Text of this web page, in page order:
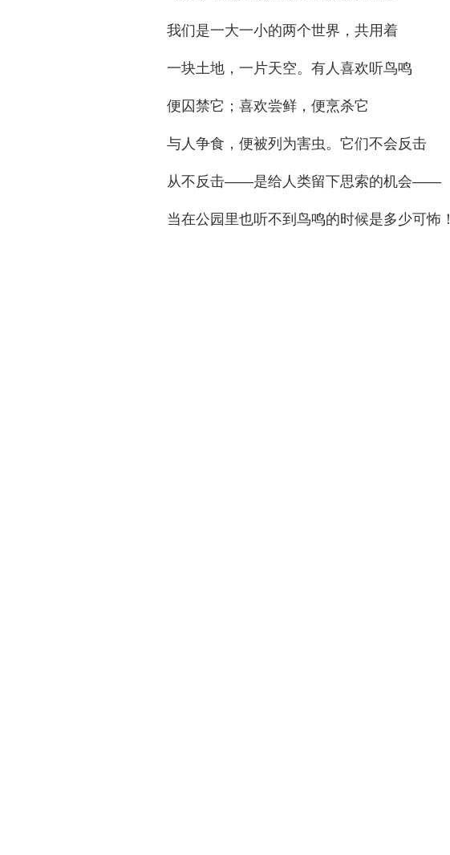
我们是一大一小的两个世界，共用着
一块土地，一片天空。有人喜欢听鸟鸣
便囚禁它；喜欢尝鲜，便烹杀它
与人争食，便被列为害虫。它们不会反击
从不反击——是给人类留下思索的机会——
当在公园里也听不到鸟鸣的时候是多少可怖！